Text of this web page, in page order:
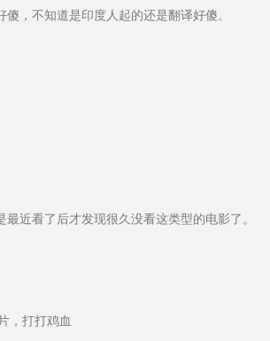
傻，不知道是印度人起的还是翻译好傻。
最近看了后才发现很久没看这类型的电影了。
，打打鸡血